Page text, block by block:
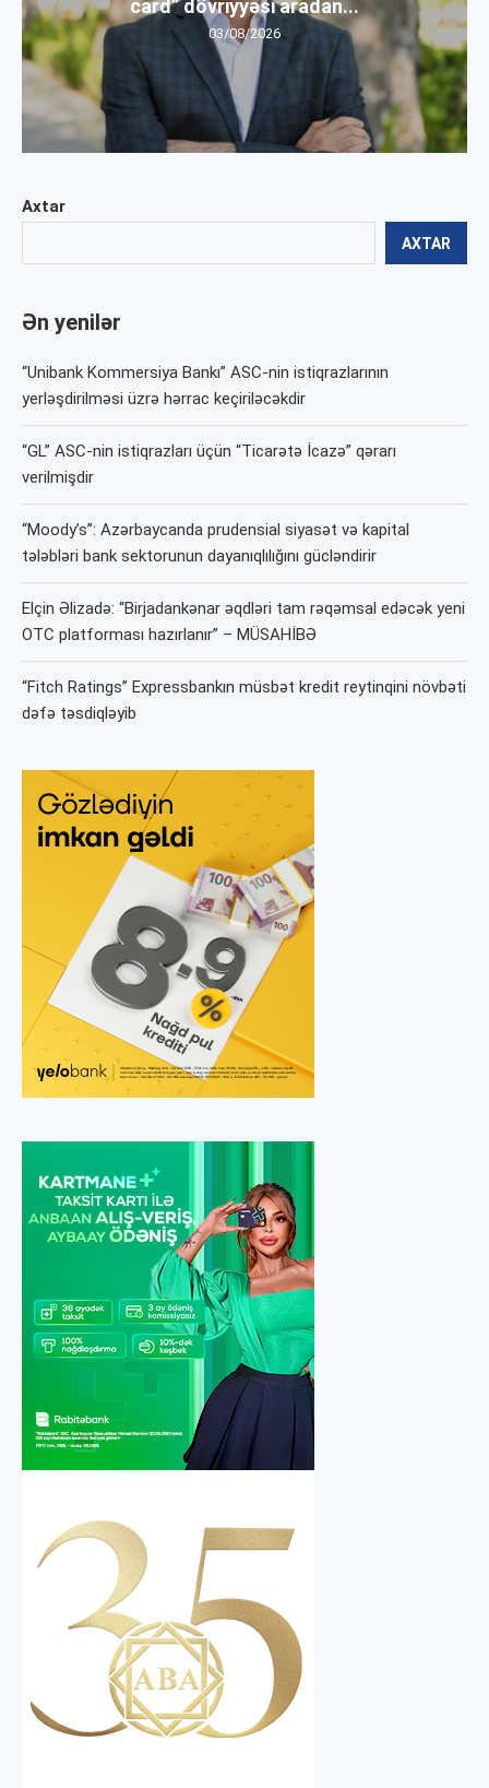
Axtar
AXTAR
Ən yenilər
“Unibank Kommersiya Bankı” ASC-nin istiqrazlarının
yerləşdirilməsi üzrə hərrac keçiriləcəkdir
“GL” ASC-nin istiqrazları üçün “Ticarətə İcazə” qərarı
verilmişdir
“Moody’s”: Azərbaycanda prudensial siyasət və kapital
tələbləri bank sektorunun dayanıqlılığını gücləndirir
Elçin Əlizadə: “Birjadankənar əqdləri tam rəqəmsal edəcək yeni
OTC platforması hazırlanır” – MÜSAHİBƏ
“Fitch Ratings” Expressbankın müsbət kredit reytinqini növbəti
dəfə təsdiqləyib
card” dövriyyəsi aradan...
03/08/2026